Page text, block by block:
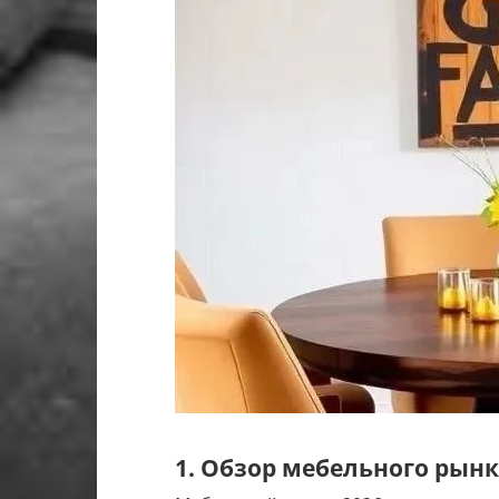
1. Обзор мебельного